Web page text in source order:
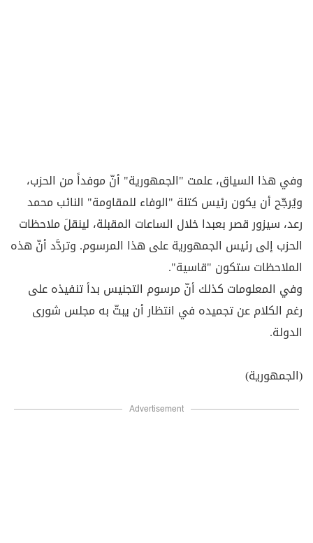
وفي هذا السياق، علمت "الجمهورية" أنّ موفداً من الحزب،
ويُرجّح أن يكون رئيس كتلة "الوفاء للمقاومة" النائب محمد
رعد، سيزور قصر بعبدا خلال الساعات المقبلة، لينقلَ ملاحظات
الحزب إلى رئيس الجمهورية على هذا المرسوم. وتردَّد أنّ هذه
الملاحظات ستكون "قاسية".
وفي المعلومات كذلك أنّ مرسوم التجنيس بدأ تنفيذه على
رغم الكلام عن تجميده في انتظار أن يبتّ به مجلس شورى
الدولة.
(الجمهورية)
Advertisement